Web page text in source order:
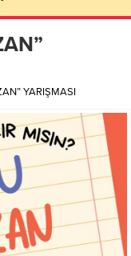
YARIŞMASI